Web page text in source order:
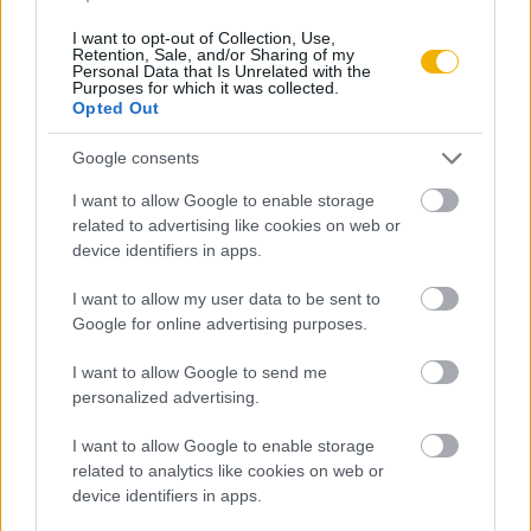
I want to opt-out of Collection, Use,
Retention, Sale, and/or Sharing of my
Personal Data that Is Unrelated with the
Purposes for which it was collected.
Opted Out
Google consents
I want to allow Google to enable storage
related to advertising like cookies on web or
device identifiers in apps.
I want to allow my user data to be sent to
Google for online advertising purposes.
I want to allow Google to send me
personalized advertising.
I want to allow Google to enable storage
related to analytics like cookies on web or
device identifiers in apps.
a magyar felmentő seregek bejutását megakadályozza, a
szultán arra utasította Baltoglu admirálist, hogy 200 hajóból
álló flottájából állítson hajózárat a vártól északra. Mehmed
és alvezérei azonban komoly mulasztást követtek el azzal,
hogy nem szállták meg a Duna és a Száva szemben fekvő
partjait – erejük pedig lett volna hozzá –, így aztán Hunyadi
seregei kiépíthették állásaikat, naszádjaikkal és szerb
dereglyék segítségével pedig július 14-én javarészt
megsemmisítették a Baltoglu-féle hajózárat.
A törökverő vezér aztán az éjszaka során erősítést és élelmet
szultán volt lépéshátrányban, ugyanis táborában járvány
ütötte fel a fejét, Kapisztrán szerb–magyar felkelő seregei
pedig megjelentek a Száva túlpartján. A fejlemények
nyomán a szultán július 21-én döntő rohamra szánta el
magát, és a támadás során seregei kis híján